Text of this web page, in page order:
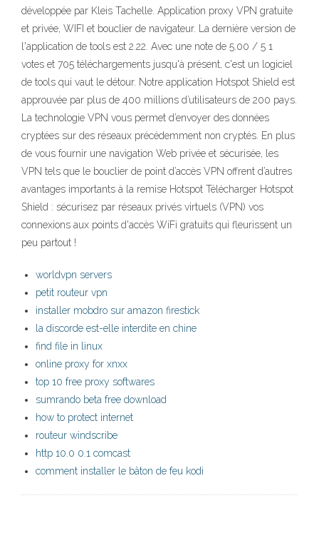
développée par Kleis Tachelle. Application proxy VPN gratuite
et privée, WIFI et bouclier de navigateur. La dernière version de
l'application de tools est 2.22. Avec une note de 5.00 / 5 1
votes et 705 téléchargements jusqu'à présent, c'est un logiciel
de tools qui vaut le détour. Notre application Hotspot Shield est
approuvée par plus de 400 millions d’utilisateurs de 200 pays.
La technologie VPN vous permet d’envoyer des données
cryptées sur des réseaux précédemment non cryptés. En plus
de vous fournir une navigation Web privée et sécurisée, les
VPN tels que le bouclier de point d’accès VPN offrent d’autres
avantages importants à la remise Hotspot Télécharger Hotspot
Shield : sécurisez par réseaux privés virtuels (VPN) vos
connexions aux points d'accès WiFi gratuits qui fleurissent un
peu partout !
worldvpn servers
petit routeur vpn
installer mobdro sur amazon firestick
la discorde est-elle interdite en chine
find file in linux
online proxy for xnxx
top 10 free proxy softwares
sumrando beta free download
how to protect internet
routeur windscribe
http 10.0 0.1 comcast
comment installer le bâton de feu kodi